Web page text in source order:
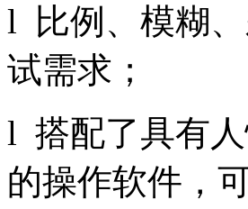
l 比例、模糊
试需求；
l 搭配了具有
的操作软件，